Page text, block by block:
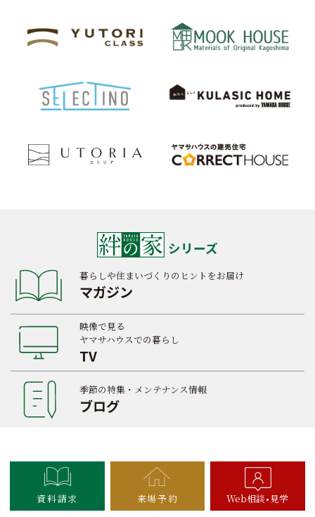
シリーズ
暮らしや住まいづくりのヒントをお届け
マガジン
映像で見る
ヤマサハウスでの暮らし
TV
季節の特集・メンテナンス情報
ブログ
資料請求 来場予約 Web相談 見学